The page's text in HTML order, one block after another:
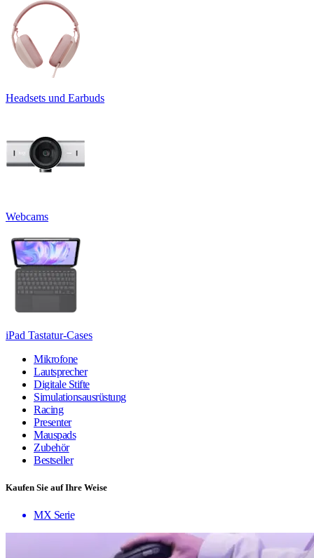
Headsets und Earbuds
Webcams
iPad Tastatur-Cases
Mikrofone
Lautsprecher
Digitale Stifte
Simulationsausrüstung
Racing
Presenter
Mauspads
Zubehör
Bestseller
Kaufen Sie auf Ihre Weise
MX Serie